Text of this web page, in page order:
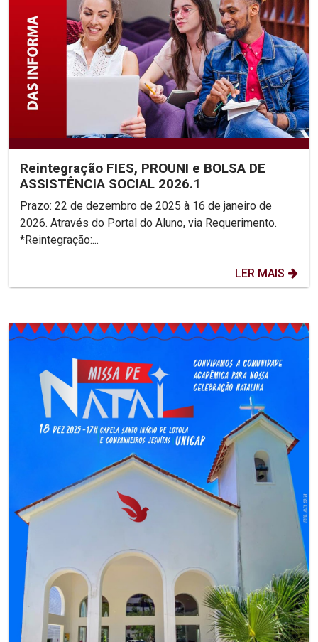
Reintegração FIES, PROUNI e BOLSA DE
ASSISTÊNCIA SOCIAL 2026.1
Prazo: 22 de dezembro de 2025 à 16 de janeiro de
2026. Através do Portal do Aluno, via Requerimento.
*Reintegração:...
LER MAIS